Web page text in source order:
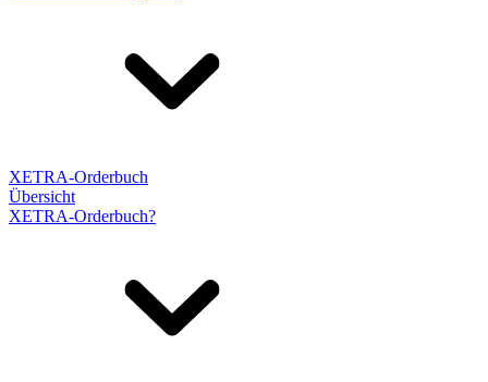
XETRA-Orderbuch
Übersicht
XETRA-Orderbuch?